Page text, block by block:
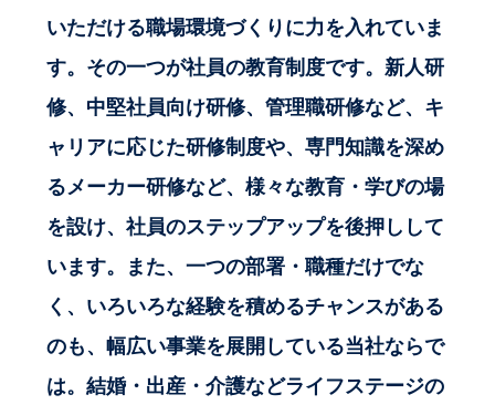
いただける職場環境づくりに力を入れていま
す。その一つが社員の教育制度です。新人研
修、中堅社員向け研修、管理職研修など、キ
ャリアに応じた研修制度や、専門知識を深め
るメーカー研修など、様々な教育・学びの場
を設け、社員のステップアップを後押しして
います。また、一つの部署・職種だけでな
く、いろいろな経験を積めるチャンスがある
のも、幅広い事業を展開している当社ならで
は。結婚・出産・介護などライフステージの